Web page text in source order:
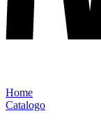
Home
Catalogo